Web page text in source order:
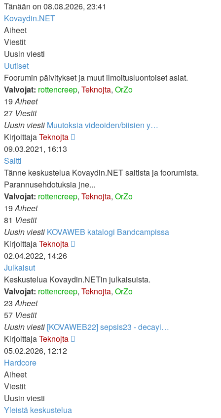
Tänään on 08.08.2026, 23:41
Kovaydin.NET
Aiheet
Viestit
Uusin viesti
Uutiset
Foorumin päivitykset ja muut ilmoitusluontoiset asiat.
Valvojat: rottencreep, Teknojta, OrZo
19Aiheet
27 Viestit
Uusin viesti Muutoksia videoiden/biisien y…
KirjoittajaTeknojta
09.03.2021, 16:13
Saitti
Tänne keskustelua Kovaydin.NET saitista ja foorumista.
Parannusehdotuksia jne...
Valvojat: rottencreep, Teknojta, OrZo
19Aiheet
81 Viestit
Uusin viesti KOVAWEB katalogi Bandcampissa
KirjoittajaTeknojta
02.04.2022, 14:26
Julkaisut
Keskustelua Kovaydin.NETin julkaisuista.
Valvojat: rottencreep, Teknojta, OrZo
23Aiheet
57 Viestit
Uusin viesti [KOVAWEB22] sepsis23 - decayi…
KirjoittajaTeknojta
05.02.2026, 12:12
Hardcore
Aiheet
Viestit
Uusin viesti
Yleistä keskustelua